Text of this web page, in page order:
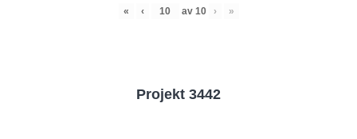
« ‹ av 10 › »
Projekt 3442